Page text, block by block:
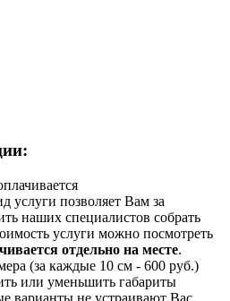
услуги позволяет Вам за
наших специалистов собрать
услуги можно посмотреть
отдельно на месте.
(за каждые 10 см - 600 руб.)
или уменьшить габариты